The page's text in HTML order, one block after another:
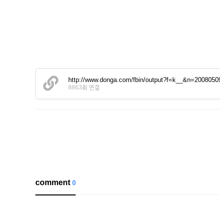
http://www.donga.com/fbin/
8863회 연결
comment0